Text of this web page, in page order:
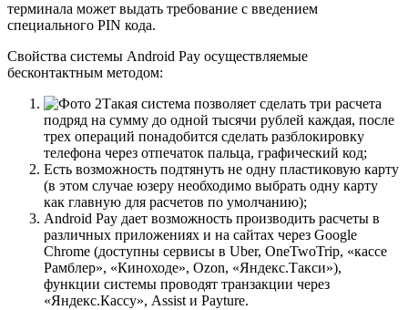
терминала может выдать требование с введением
специального PIN кода.
Свойства системы Android Pay осуществляемые
бесконтактным методом:
Такая система позволяет сделать три расчета
подряд на сумму до одной тысячи рублей каждая, после
трех операций понадобится сделать разблокировку
телефона через отпечаток пальца, графический код;
Есть возможность подтянуть не одну пластиковую карту
(в этом случае юзеру необходимо выбрать одну карту
как главную для расчетов по умолчанию);
Android Pay дает возможность производить расчеты в
различных приложениях и на сайтах через Google
Chrome (доступны сервисы в Uber, OneTwoTrip, «кассе
Рамблер», «Киноходе», Ozon, «Яндекс.Такси»),
функции системы проводят транзакции через
«Яндекс.Кассу», Assist и Payture.